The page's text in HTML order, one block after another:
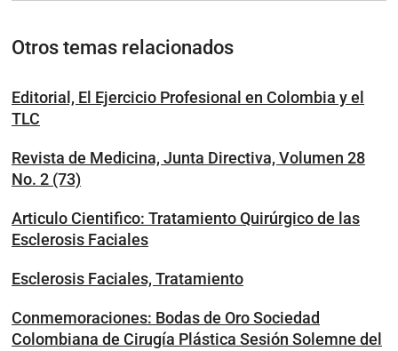
Otros temas relacionados
Editorial, El Ejercicio Profesional en Colombia y el
TLC
Revista de Medicina, Junta Directiva, Volumen 28
No. 2 (73)
Articulo Cientifico: Tratamiento Quirúrgico de las
Esclerosis Faciales
Esclerosis Faciales, Tratamiento
Conmemoraciones: Bodas de Oro Sociedad
Colombiana de Cirugía Plástica Sesión Solemne del